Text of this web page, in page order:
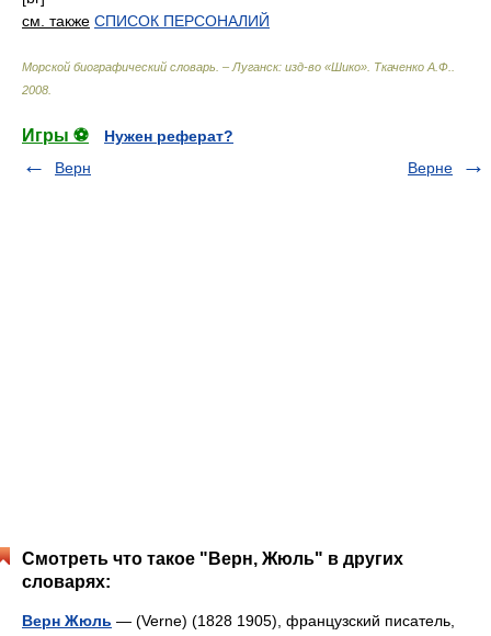
см. также СПИСОК ПЕРСОНАЛИЙ
Морской биографический словарь. – Луганск: изд-во «Шико» Ткаченко А.Ф.
2008
Игры ⚽
Нужен реферат?
Верн
Верне
Смотреть что такое "Верн, Жюль" в других
словарях:
Верн Жюль — (Verne) (1828 1905), французский писатель,